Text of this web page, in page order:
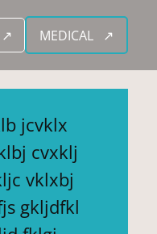
MEDICAL
jcvklx
cvxklj
vklxbj
gkljdfkl